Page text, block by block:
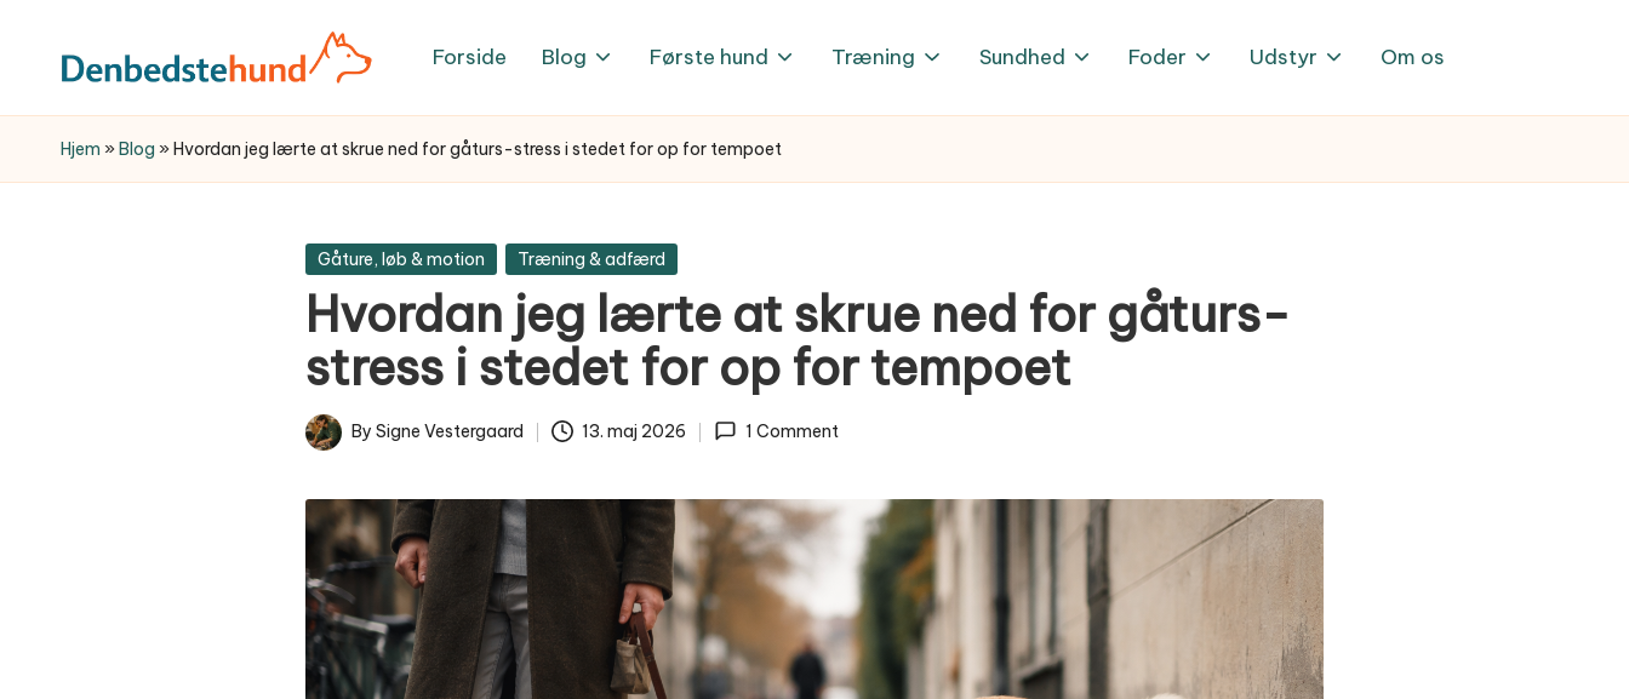
praktiske
Forside Blog Første hund Træning Sundhed Foder Udstyr Om os
Hjem » Blog » Hvordan jeg lærte at skrue ned for gåturs-stress i stedet for op for tempoet
Posted
Gåture, løb & motion Træning & adfærd
Hvordan jeg lærte at skrue ned for gåturs-
stress i stedet for op for tempoet
Posted
By Signe Vestergaard 13. maj 2026 1 Comment